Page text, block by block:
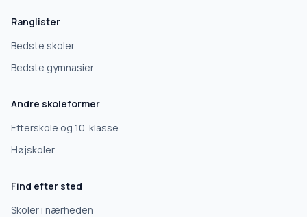
Ranglister
Bedste skoler
Bedste gymnasier
Andre skoleformer
Efterskole og 10. klasse
Højskoler
Find efter sted
Skoler i nærheden